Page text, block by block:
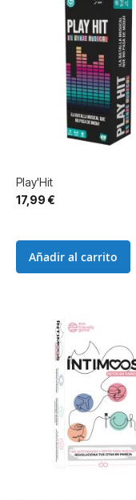
Play'Hit
17,99 €
Añadir al carrito